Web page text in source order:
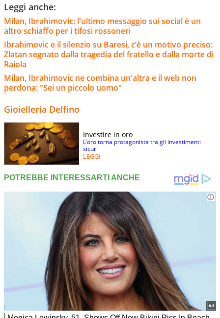
Leggi anche:
Milan, Ibrahimovic: l'ultimo messaggio sui social è un
altro schiaffo per i tifosi rossoneri
Ibrahimovic e il silenzio su Baresi, c’è un motivo preciso:
Zlatan segnato dalla tragedia del fratello e dalla morte di
Raiola
Milan, Ibrahimovic ne combina un'altra e il web non
perdona: "Sei un piccolo uomo"
Gioielleria Delfino
Investire in oro
L’oro torna protagonista tra gli investimenti
sicuri
LEGGI